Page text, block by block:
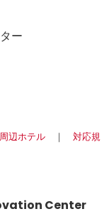
ー
周辺ホテル ｜ 対応規
Center